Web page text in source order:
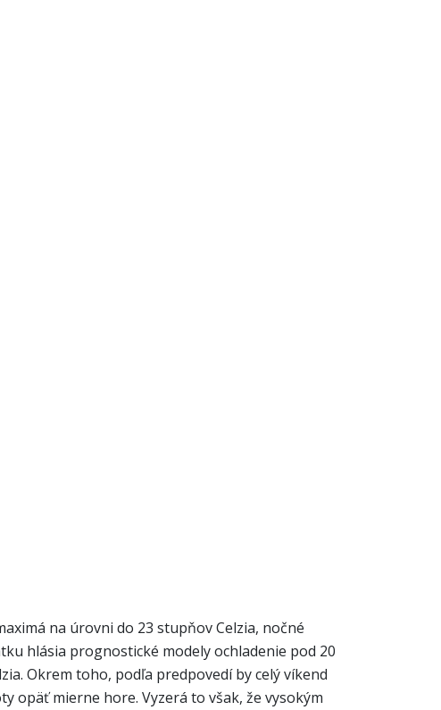
na úrovni do 23 stupňov Celzia, nočné
hlásia prognostické modely ochladenie pod 20
Okrem toho, podľa predpovedí by celý víkend
opäť mierne hore. Vyzerá to však, že vysokým